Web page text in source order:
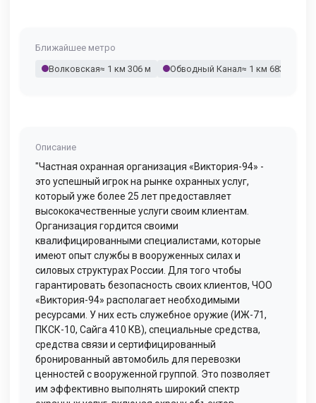
Ближайшее метро
Волковская≈ 1 км 306 м Обводный Канал≈ 1 км 683 м
Описание
"Частная охранная организация «Виктория-94» -
это успешный игрок на рынке охранных услуг,
который уже более 25 лет предоставляет
высококачественные услуги своим клиентам.
Организация гордится своими
квалифицированными специалистами, которые
имеют опыт службы в вооруженных силах и
силовых структурах России. Для того чтобы
гарантировать безопасность своих клиентов, ЧОО
«Виктория-94» располагает необходимыми
ресурсами. У них есть служебное оружие (ИЖ-71,
ПКСК-10, Сайга 410 КВ), специальные средства,
средства связи и сертифицированный
бронированный автомобиль для перевозки
ценностей с вооруженной группой. Это позволяет
им эффективно выполнять широкий спектр